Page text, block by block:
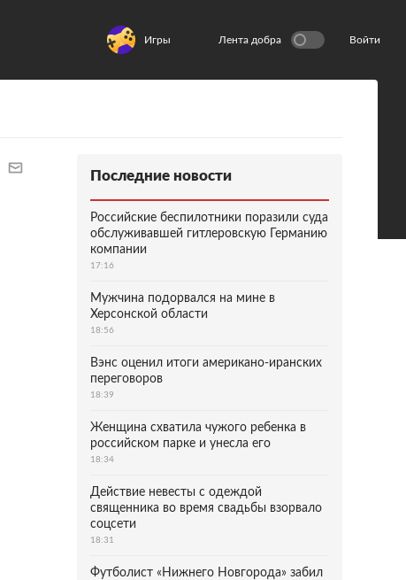
Игры Лента добра Войти
Последние новости
Российские беспилотники поразили суда
обслуживавшей гитлеровскую Германию
компании
17:16
Мужчина подорвался на мине в
Херсонской области
18:56
Вэнс оценил итоги американо-иранских
переговоров
18:39
Женщина схватила чужого ребенка в
российском парке и унесла его
18:34
Действие невесты с одеждой
священника во время свадьбы взорвало
соцсети
18:31
Футболист «Нижнего Новгорода» забил